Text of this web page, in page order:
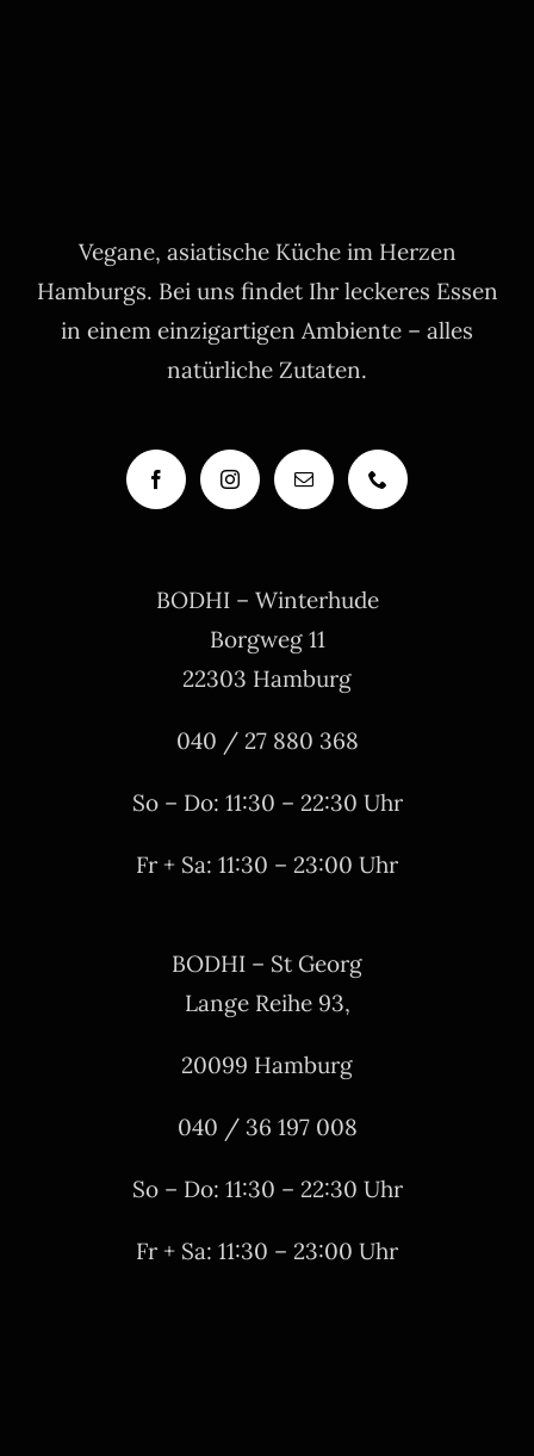
Vegane, asiatische Küche im Herzen
Hamburgs. Bei uns findet Ihr leckeres Essen
in einem einzigartigen Ambiente – alles
natürliche Zutaten.
BODHI – Winterhude
Borgweg 11
22303 Hamburg
040 / 27 880 368
So – Do: 11:30 – 22:30 Uhr
Fr + Sa: 11:30 – 23:00 Uhr
BODHI – St Georg
Lange Reihe 93,
20099 Hamburg
040 / 36 197 008
So – Do: 11:30 – 22:30 Uhr
Fr + Sa: 11:30 – 23:00 Uhr